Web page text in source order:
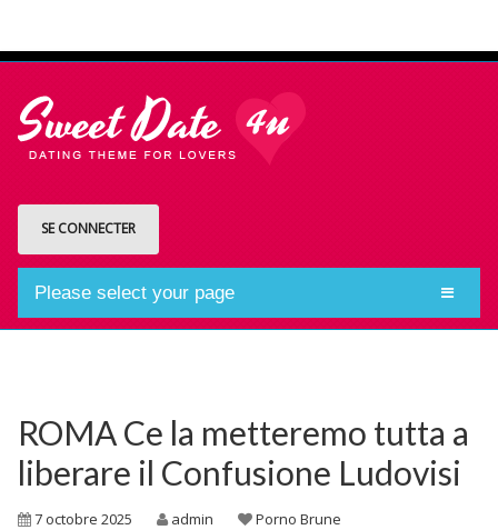
SE CONNECTER
Please select your page
ROMA Ce la metteremo tutta a
liberare il Confusione Ludovisi
7 octobre 2025 admin
Porno Brune